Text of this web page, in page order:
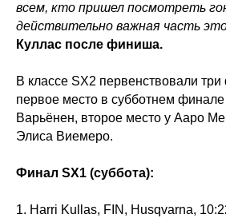
всем, кто пришел посмотреть
действительно важная часть
Куллас после финиша.
В классе SX2 первенствовали
первое место в субботнем
Варьёнен, второе место у Ааро
Элиса Виемеро.
Финал SX1 (суббота):
1. Harri Kullas, FIN, Husqvarna,